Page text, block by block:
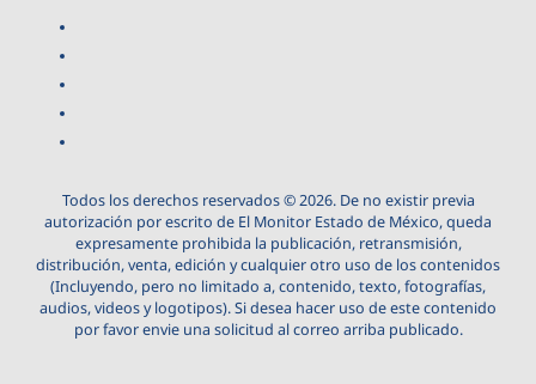
Todos los derechos reservados © 2026. De no existir previa
autorización por escrito de El Monitor Estado de México, queda
expresamente prohibida la publicación, retransmisión,
distribución, venta, edición y cualquier otro uso de los contenidos
(Incluyendo, pero no limitado a, contenido, texto, fotografías,
audios, videos y logotipos). Si desea hacer uso de este contenido
por favor envie una solicitud al correo arriba publicado.